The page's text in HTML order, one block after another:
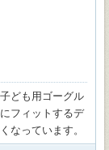
ども用ゴーグル
フィットするデ
なっています。